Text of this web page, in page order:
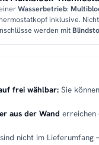
Wasserbetrieb:
inklusive.
werden mit
frei wählbar: Sie
aus der Wand erreichen
sind nicht im Lieferumfang